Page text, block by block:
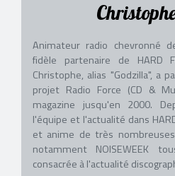
Animateur radio chevronné
fidèle partenaire de HARD
Christophe, alias "Godzilla", a
projet Radio Force (CD &
magazine jusqu'en 2000.
l'équipe et l'actualité dans
et anime de très nombreuses
notamment NOISEWEEK
consacrée à l'actualité